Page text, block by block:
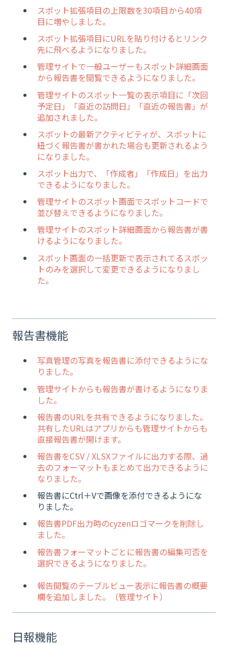
スポット拡張項目の上限数を30項目から40項
目に増やしました。
スポット拡張項目にURLを貼り付けるとリンク
先に飛べるようになりました。
管理サイトで一般ユーザーもスポット詳細画面
から報告書を閲覧できるようになりました。
管理サイトのスポット一覧の表示項目に「次回
予定日」「直近の訪問日」「直近の報告書」が
追加されました。
スポットの最新アクティビティが、スポットに
紐づく報告書が書かれた場合も更新されるよう
になりました。
スポット出力で、「作成者」「作成日」を出力
できるようになりました。
管理サイトのスポット画面でスポットコードで
並び替えできるようになりました。
管理サイトのスポット詳細画面から報告書が書
けるようになりました。
スポット画面の一括更新で表示されてるスポッ
トのみを選択して変更できるようになりまし
た。
報告書機能
写真管理の写真を報告書に添付できるようにな
りました。
管理サイトからも報告書が書けるようになりま
した。
報告書のURLを共有できるようになりました。
共有したURLはアプリからも管理サイトからも
直接報告書が開けます。
報告書をCSV / XLSXファイルに出力する際、 過
去のフォーマットもまとめて出力できるように
なりました。
報告書にCtrl＋Vで画像を添付できるようにな
りました。
報告書PDF出力時のcyzenロゴマークを削除し
ました。
報告書フォーマットごとに報告書の編集可否を
選択できるようになりました。
報告閲覧のテーブルビュー表示に報告書の概要
欄を追加しました。（管理サイト）
日報機能